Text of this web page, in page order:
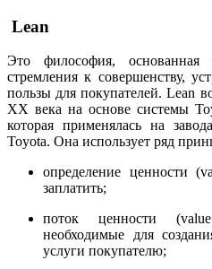
Lean
Это философия, основанная
стремления к совершенству,
пользы для покупателей. Lean
XX века на основе системы
которая применялась на
Toyota. Она использует ряд
определение ценности
заплатить;
поток ценности
необходимые для
услуги покупателю;